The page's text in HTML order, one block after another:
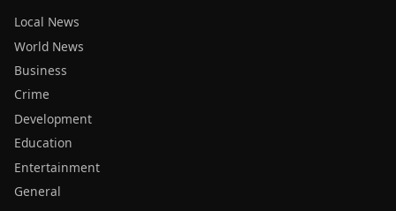
Local News
World News
Business
Crime
Development
Education
Entertainment
General